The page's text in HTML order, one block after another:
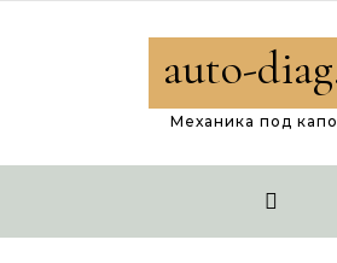
auto-
Механика под